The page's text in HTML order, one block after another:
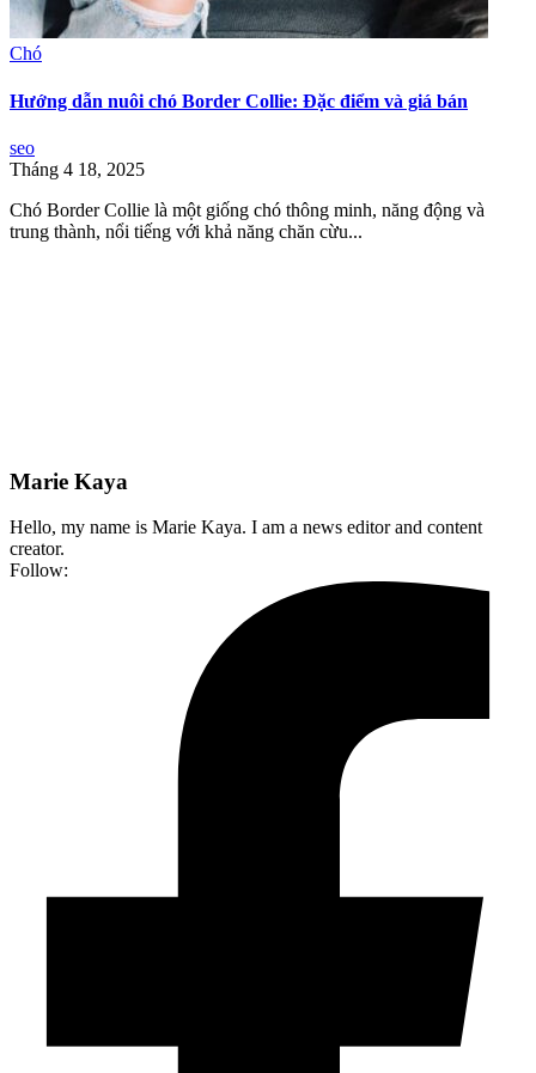
Chó
Hướng dẫn nuôi chó Border Collie: Đặc điểm và giá bán
seo
Tháng 4 18, 2025
Chó Border Collie là một giống chó thông minh, năng động và
trung thành, nổi tiếng với khả năng chăn cừu...
Marie Kaya
Hello, my name is Marie Kaya. I am a news editor and content
creator.
Follow: